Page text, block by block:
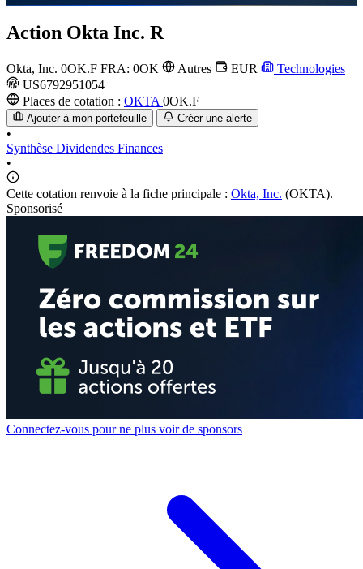
Action Okta Inc. R
Okta, Inc. 0OK.F FRA: 0OK Autres EUR
Technologies
US6792951054
Places de cotation : OKTA 0OK.F
Ajouter à mon portefeuille Créer une alerte
•
Synthèse Dividendes Finances
•
Cette cotation renvoie à la fiche principale : Okta, Inc. (OKTA).
Sponsorisé
Connectez-vous pour ne plus voir de sponsors